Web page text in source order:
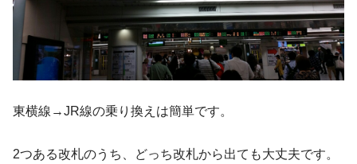
東横線→JR線の乗り換えは簡単です。
2つある改札のうち、どっち改札から出ても大丈夫です。